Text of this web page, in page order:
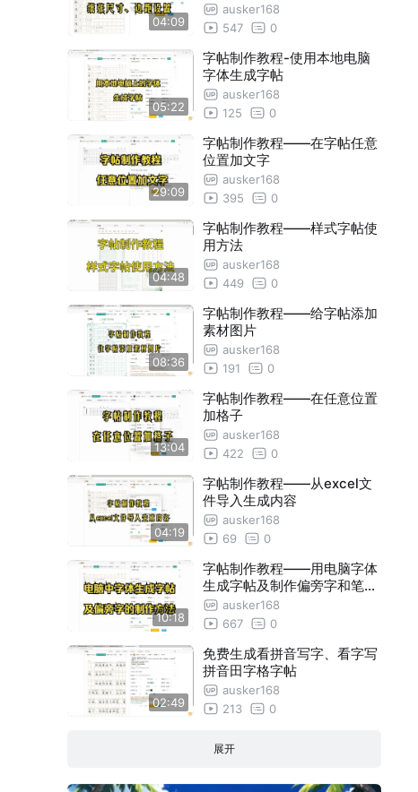
04:09
ausker168
547
0
05:22
字帖制作教程-使用本地电脑
字体生成字帖
ausker168
125
0
29:09
字帖制作教程——在字帖任意
位置加文字
ausker168
395
0
04:48
字帖制作教程——样式字帖使
用方法
ausker168
449
0
08:36
字帖制作教程——给字帖添加
素材图片
ausker168
191
0
13:04
字帖制作教程——在任意位置
加格子
ausker168
422
0
04:19
字帖制作教程——从excel文
件导入生成内容
ausker168
69
0
10:18
字帖制作教程——用电脑字体
生成字帖及制作偏旁字和笔画
字 ausker168
667
0
02:49
免费生成看拼音写字、看字写
拼音田字格字帖
ausker168
213
0
展开